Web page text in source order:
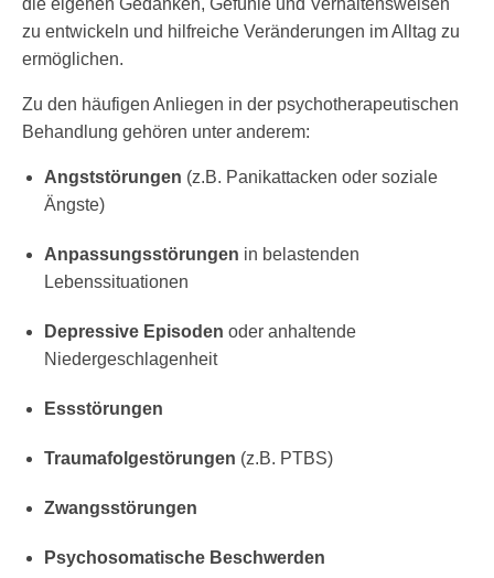
die eigenen Gedanken, Gefühle und Verhaltensweisen
zu entwickeln und hilfreiche Veränderungen im Alltag zu
ermöglichen.
Zu den häufigen Anliegen in der psychotherapeutischen
Behandlung gehören unter anderem:
Angststörungen (z.B. Panikattacken oder soziale
Ängste)
Anpassungsstörungen in belastenden
Lebenssituationen
Depressive Episoden oder anhaltende
Niedergeschlagenheit
Essstörungen
Traumafolgestörungen (z.B. PTBS)
Zwangsstörungen
Psychosomatische Beschwerden